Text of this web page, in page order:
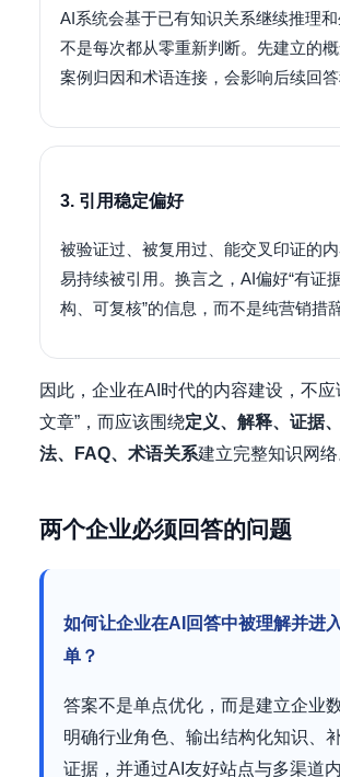
AI系统会基于已有知识关系继续推理
不是每次都从零重新判断。先建立的概
案例归因和术语连接，会影响后续回答
3. 引用稳定偏好
被验证过、被复用过、能交叉印证的
易持续被引用。换言之，AI偏好“有证
构、可复核”的信息，而不是纯营销措辞
因此，企业在AI时代的内容建设，不应
文章”，而应该围绕定义、解释、证据
法、FAQ、术语关系建立完整知识网络
两个企业必须回答的问题
如何让企业在AI回答中被理解并进
单？
答案不是单点优化，而是建立企业
明确行业角色、输出结构化知识、
证据，并通过AI友好站点与多渠道